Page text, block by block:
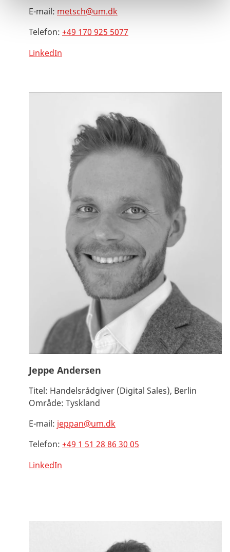
E-mail: metsch@um.dk
Telefon: +49 170 925 5077
LinkedIn
Jeppe Andersen
Titel: Handelsrådgiver (Digital Sales), Berlin
Område: Tyskland
E-mail: jeppan@um.dk
Telefon: +49 1 51 28 86 30 05
LinkedIn